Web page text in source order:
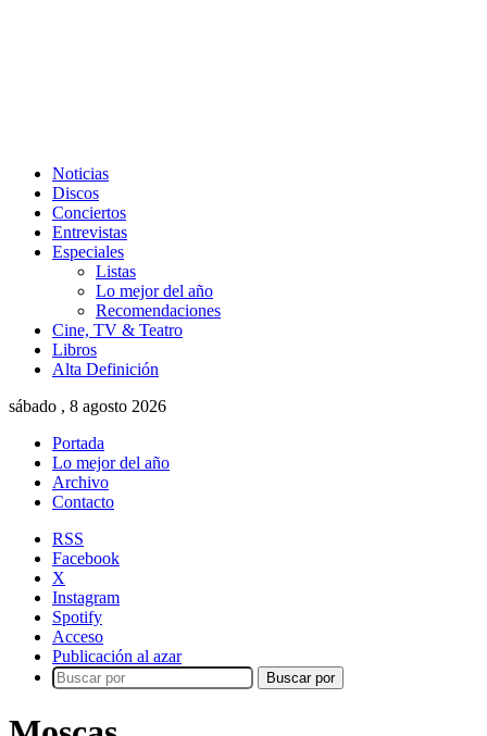
Noticias
Discos
Conciertos
Entrevistas
Especiales
Listas
Lo mejor del año
Recomendaciones
Cine, TV & Teatro
Libros
Alta Definición
sábado , 8 agosto 2026
Portada
Lo mejor del año
Archivo
Contacto
RSS
Facebook
X
Instagram
Spotify
Acceso
Publicación al azar
Buscar por